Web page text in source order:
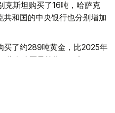
克斯坦购买了16吨，哈萨克
共和国的中央银行也分别增加
买了约289吨黄金，比2025年
金购买量约为178吨。